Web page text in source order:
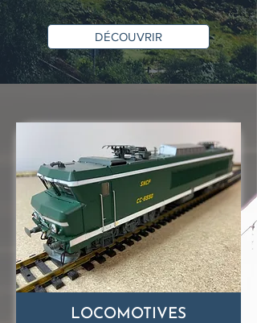
DÉCOUVRIR
LOCOMOTIVES